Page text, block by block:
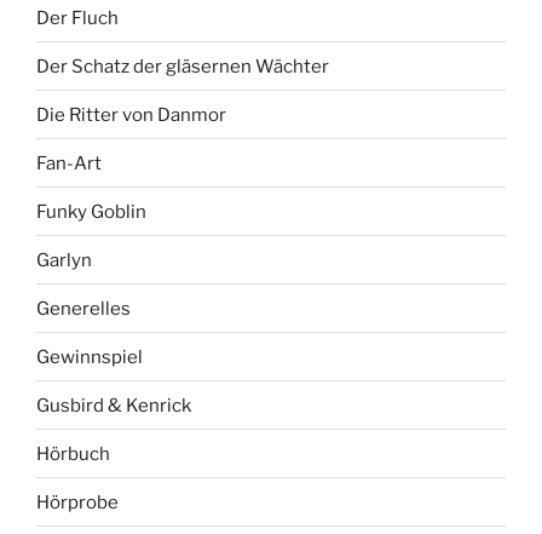
Der Fluch
Der Schatz der gläsernen Wächter
Die Ritter von Danmor
Fan-Art
Funky Goblin
Garlyn
Generelles
Gewinnspiel
Gusbird & Kenrick
Hörbuch
Hörprobe